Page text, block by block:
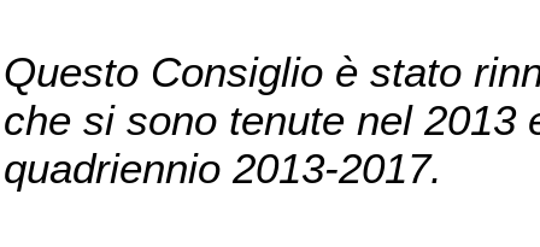
Questo Consiglio è stato
che si sono tenute nel 2013
quadriennio 2013-2017.